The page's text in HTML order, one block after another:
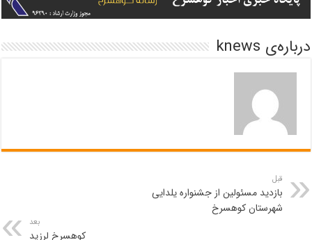
درباره‌ی knews
قبل
بازدید مسئولین از جشنواره یلدایی
شهرستان کوهسرخ
بعد
کوهسرخ لرزید